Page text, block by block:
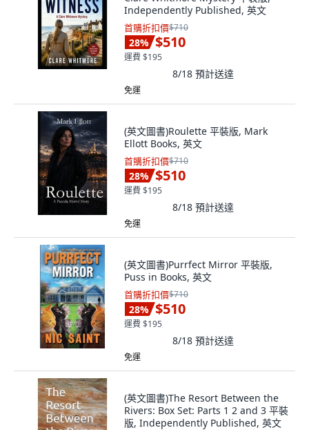
Independently Published, 英文
首購折扣價$710
28% $510
運費 $195
8/18 預計送達
免運
(英文圖書)Roulette 平裝版, Mark
Ellott Books, 英文
首購折扣價$710
28% $510
運費 $195
8/18 預計送達
免運
(英文圖書)Purrfect Mirror 平裝版,
Puss in Books, 英文
首購折扣價$710
28% $510
運費 $195
8/18 預計送達
免運
(英文圖書)The Resort Between the
Rivers: Box Set: Parts 1 2 and 3 平裝
版, Independently Published, 英文